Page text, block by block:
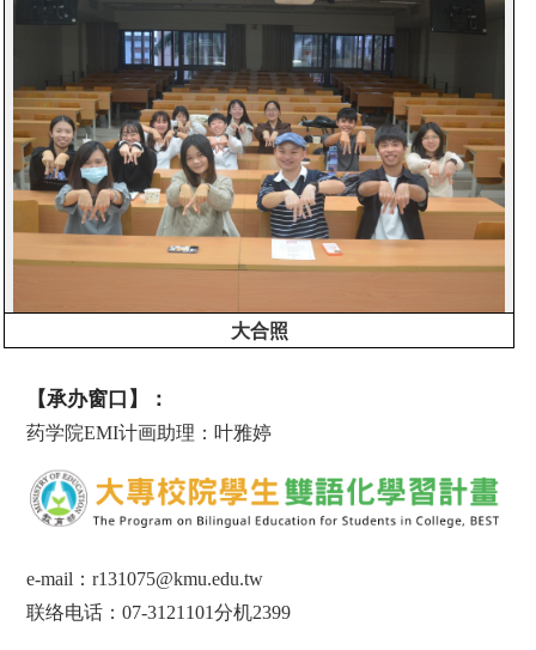
大合照
【承办窗口】：
药学院EMI计画助理：叶雅婷
e-mail ：r131075@kmu.edu.tw
联络电话：07-3121101分机2399